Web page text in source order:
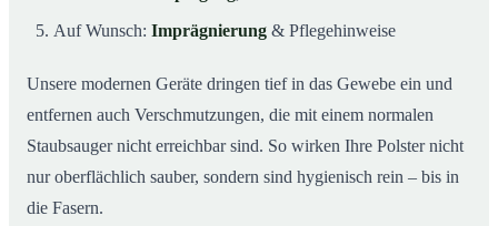
Auf Wunsch: Imprägnierung & Pflegehinweise
Unsere modernen Geräte dringen tief in das Gewebe ein und
entfernen auch Verschmutzungen, die mit einem normalen
Staubsauger nicht erreichbar sind. So wirken Ihre Polster nicht
nur oberflächlich sauber, sondern sind hygienisch rein – bis in
die Fasern.